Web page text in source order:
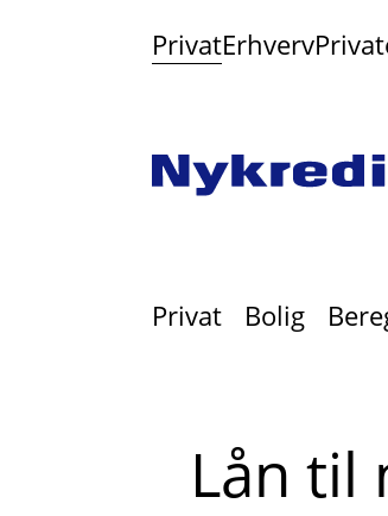
PrivatErhverv
Privat Bolig
Lån til